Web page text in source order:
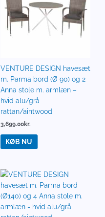
VENTURE DESIGN havesæt
m. Parma bord (Ø 90) og 2
Anna stole m. armlæn –
hvid alu/grå
rattan/aintwood
3,699.00kr.
KØB NU